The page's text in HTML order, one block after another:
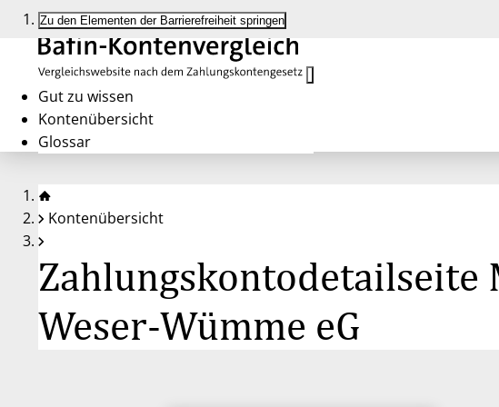
Zu den Elementen der Barrierefreiheit springen
Gut zu wissen
Kontenübersicht
Glossar
Kontenübersicht
Zahlungskontodetailseite
Weser-Wümme eG